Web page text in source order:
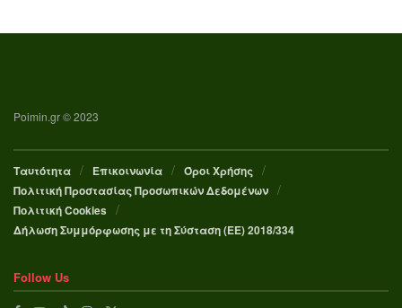
Poimin.gr © 2023
Ταυτότητα Επικοινωνία
Όροι Χρήσης
Πολιτική Προστασίας Προσωπικών Δεδομένων
Πολιτική Cookies
Δήλωση Συμμόρφωσης με τη Σύσταση (ΕΕ) 2018/334
Follow Us